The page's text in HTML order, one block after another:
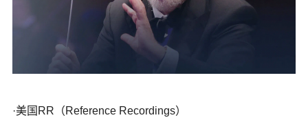
·美国RR（Reference Recordings）